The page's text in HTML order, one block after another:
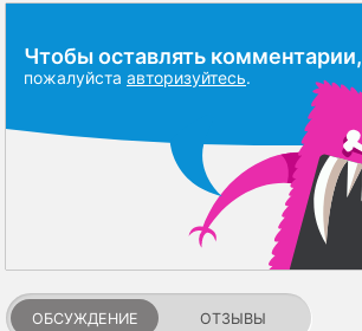
Чтобы оставлять комментарии,
пожалуйста авторизуйтесь.
ОБСУЖДЕНИЕ ОТЗЫВЫ